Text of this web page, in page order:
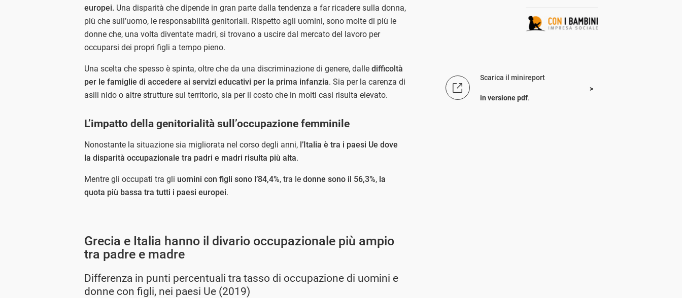
europei. Una disparità che dipende in gran parte dalla tendenza a far ricadere sulla donna,
più che sull’uomo, le responsabilità genitoriali. Rispetto agli uomini, sono molte di più le
donne che, una volta diventate madri, si trovano a uscire dal mercato del lavoro per
occuparsi dei propri figli a tempo pieno.
Una scelta che spesso è spinta, oltre che da una discriminazione di genere, dalle difficoltà
per le famiglie di accedere ai servizi educativi per la prima infanzia. Sia per la carenza di
asili nido o altre strutture sul territorio, sia per il costo che in molti casi risulta elevato.
Scarica il minireport
in versione pdf.
L’impatto della genitorialità sull’occupazione femminile
Nonostante la situazione sia migliorata nel corso degli anni, l’Italia è tra i paesi Ue dove
la disparità occupazionale tra padri e madri risulta più alta.
Mentre gli occupati tra gli uomini con figli sono l’84,4%, tra le donne sono il 56,3%, la
quota più bassa tra tutti i paesi europei.
Grecia e Italia hanno il divario occupazionale più ampio
tra padre e madre
Differenza in punti percentuali tra tasso di occupazione di uomini e
donne con figli, nei paesi Ue (2019)